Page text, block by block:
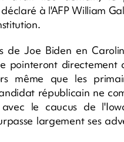
à l'AFP William
de Joe Biden en
pointeront
même que les
républicain ne
le caucus de
largement ses